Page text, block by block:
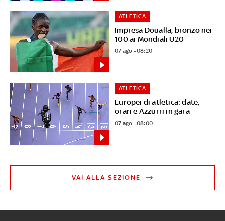
Impresa Doualla, bronzo nei
100 ai Mondiali U20
ATLETICA
07 ago - 08:20
Europei di atletica: date,
orari e Azzurri in gara
ATLETICA
07 ago - 08:00
VAI ALLA SEZIONE